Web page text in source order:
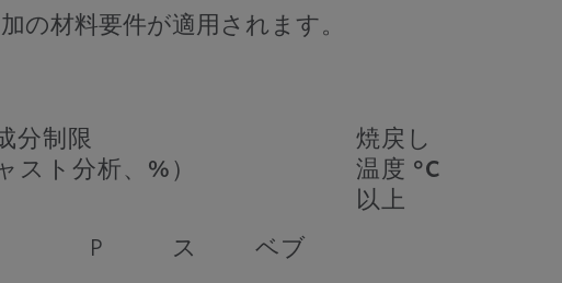
の材料要件が適用されます。
分制限
スト分析、%）
焼戻し
温度 °C
以上
P ス
ベブ